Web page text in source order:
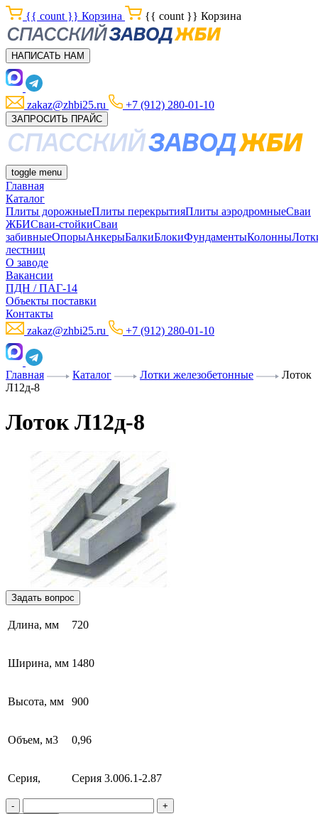
{{ count }} Корзина {{ count }} Корзина
НАПИСАТЬ НАМ
zakaz@zhbi25.ru +7 (912) 280-01-10
ЗАПРОСИТЬ ПРАЙС
toggle menu
Главная
Каталог
Плиты дорожныеПлиты перекрытияПлиты аэродромныеСваи
ЖБИСваи-стойкиСваи
забивныеОпорыАнкерыБалкиБлокиФундаментыКолонны
лестниц
О заводе
Вакансии
ПДН / ПАГ-14
Объекты поставки
Контакты
zakaz@zhbi25.ru
+7 (912) 280-01-10
Главная Каталог Лотки железобетонные
Лоток
Л12д-8
Лоток Л12д-8
Задать вопрос
Длина, мм 720
Ширина, мм 1480
Высота, мм 900
Объем, м3 0,96
Серия, Серия 3.006.1-2.87
-
+